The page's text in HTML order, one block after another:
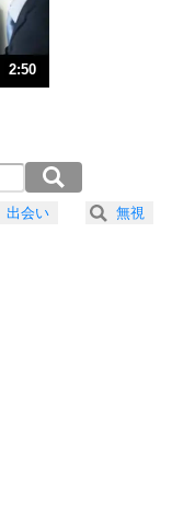
しさで表現する。
2:50
出会い 無視